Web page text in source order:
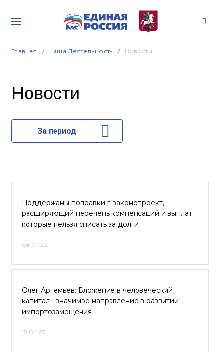
Главная Наша Деятельность Новости
Новости
За период
Поддержаны поправки в законопроект,
расширяющий перечень компенсаций и выплат,
которые нельзя списать за долги
04.07.23
Олег Артемьев: Вложение в человеческий
капитал - значимое направление в развитии
импортозамещения
18.04.23